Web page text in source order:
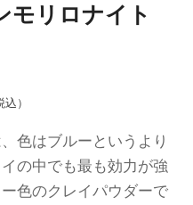
モリロナイト
込）
色はブルーというより
の中でも最も効力が強
色のクレイパウダーで